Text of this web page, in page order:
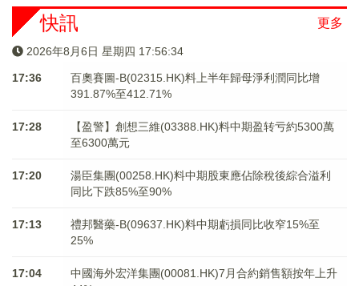
更多
快訊
2026年8月6日 星期四 17:56:35
17:36
百奧賽圖-B(02315.HK)料上半年歸母淨利潤同比增
391.87%至412.71%
17:28
【盈警】創想三維(03388.HK)料中期盈转亏約5300萬
至6300萬元
17:20
湯臣集團(00258.HK)料中期股東應佔除稅後綜合溢利
同比下跌85%至90%
17:13
禮邦醫藥-B(09637.HK)料中期虧損同比收窄15%至
25%
17:04
中國海外宏洋集團(00081.HK)7月合約銷售額按年上升